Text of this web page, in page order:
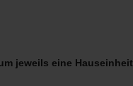
jeweils eine Hauseinheit